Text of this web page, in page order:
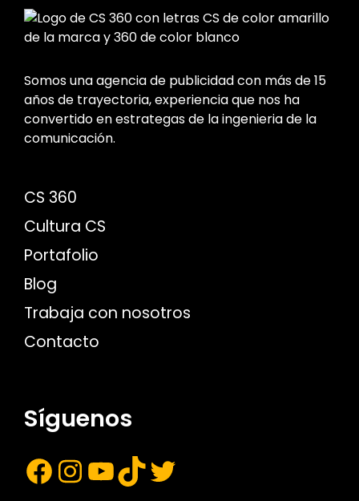
Somos una agencia de publicidad con más de 15
años de trayectoria, experiencia que nos ha
convertido en estrategas de la ingenieria de la
comunicación.
CS 360
Cultura CS
Portafolio
Blog
Trabaja con nosotros
Contacto
Síguenos